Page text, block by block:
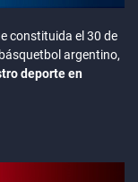
constituida el 30 de
argentino,
deporte en